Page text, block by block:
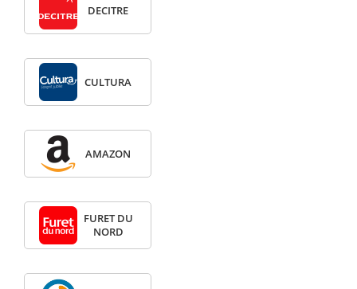
DECITRE
CULTURA
AMAZON
FURET DU
NORD